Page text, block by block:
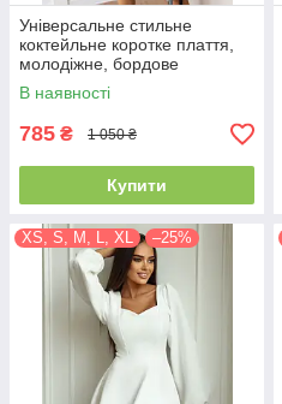
Універсальне стильне
коктейльне коротке плаття,
молодіжне, бордове
В наявності
785 ₴ 1 050 ₴
Купити
XS, S, M, L, XL –25%